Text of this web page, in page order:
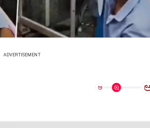
ADVERTISEMENT
ಅ